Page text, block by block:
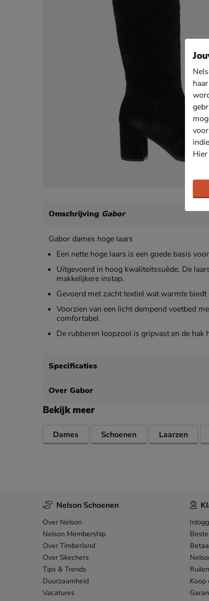
Omschrijving Gabor
Gabor dames hoge laars
Een nette hoge laars is een goede basis
Uitgevoerd in hoog kwaliteitssuède. De
makkelijkere instap.
Gevoerd met zacht textiel wat warmte
Voorzien van een licht dempend voetbed
comfortabel.
De rubberen loopzool is gripvast en de hak
Specificaties
Over Gabor
Bekijk meer
Dames Schoenen Laarzen
Nelson Schoenen
Over Nelson
Nelson Membership
Over Timberland
Over Skechers
Tips & Trends
Duurzaamheid
Vacatures
Koop